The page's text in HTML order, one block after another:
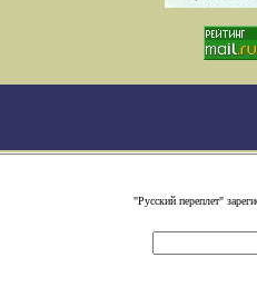
"Русский переплет"